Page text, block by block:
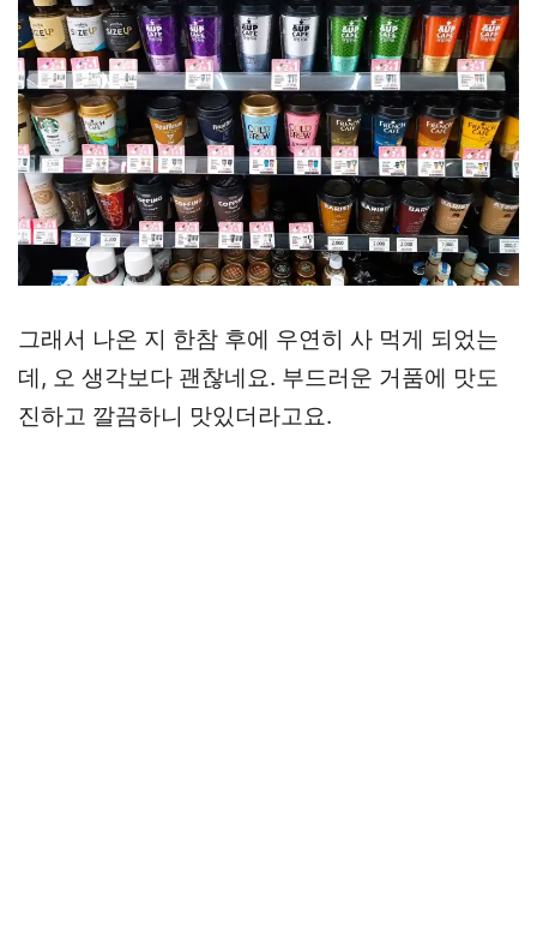
그래서 나온 지 한참 후에 우연히 사 먹게 되었는
데, 오 생각보다 괜찮네요. 부드러운 거품에 맛도
진하고 깔끔하니 맛있더라고요.